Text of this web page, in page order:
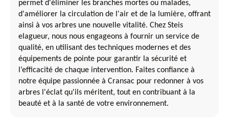
permet d'éliminer les branches mortes ou malades,
d'améliorer la circulation de l'air et de la lumière, offrant
ainsi à vos arbres une nouvelle vitalité. Chez Steis
elagueur, nous nous engageons à fournir un service de
qualité, en utilisant des techniques modernes et des
équipements de pointe pour garantir la sécurité et
l’efficacité de chaque intervention. Faites confiance à
notre équipe passionnée à Cransac pour redonner à vos
arbres l'éclat qu'ils méritent, tout en contribuant à la
beauté et à la santé de votre environnement.